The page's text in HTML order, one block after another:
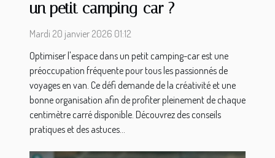
un petit camping-car ?
Mardi 20 janvier 2026 01:12
Optimiser l'espace dans un petit camping-car est une
préoccupation fréquente pour tous les passionnés de
voyages en van. Ce défi demande de la créativité et une
bonne organisation afin de profiter pleinement de chaque
centimètre carré disponible. Découvrez des conseils
pratiques et des astuces...